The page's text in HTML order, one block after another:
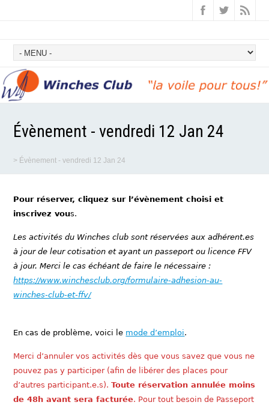
Évènement - vendredi 12 Jan 24
> Évènement - vendredi 12 Jan 24
Pour réserver, cliquez sur l’évènement choisi et
inscrivez vous.
Les activités du Winches club sont réservées aux adhérent.es
à jour de leur cotisation et ayant un passeport ou licence FFV
à jour. Merci le cas échéant de faire le nécessaire :
https://www.winchesclub.org/formulaire-adhesion-au-
winches-club-et-ffv/
En cas de problème, voici le mode d’emploi.
Merci d’annuler vos activités dès que vous savez que vous ne
pouvez pas y participer (afin de libérer des places pour
d’autres participant.e.s).Toute réservation annulée moins
de 48h avant sera facturée. Pour tout besoin de Passeport